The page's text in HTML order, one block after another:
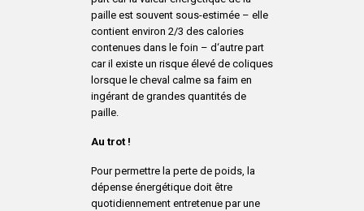
paille est souvent sous-estimée – elle
contient environ 2/3 des calories
contenues dans le foin – d‘autre part
car il existe un risque élevé de coliques
lorsque le cheval calme sa faim en
ingérant de grandes quantités de
paille.
Au trot !
Pour permettre la perte de poids, la
dépense énergétique doit être
quotidiennement entretenue par une